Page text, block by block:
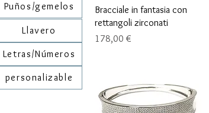
Puños/gemelos
Llavero
Letras/Números
personalizable
Vista rápida
Bracciale in fantasia con
rettangoli zirconati
Precio
178,00 €